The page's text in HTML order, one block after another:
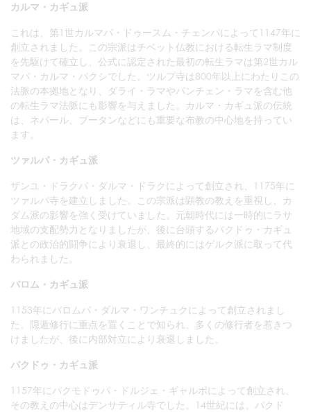
カルマ・カギュ派
これは、第1世カルマパ・ドゥースム・チェンパによって1147年に
創立されました。この宗派はチベット仏教における転生ラマ制度
を先駆けて確立し、公式に認定された最初の転生ラマは第2世カル
マパ・カルマ・パクシでした。ツルプ寺は800年以上にわたりこの
法脈の本拠地となり、ダライ・ラマやパンチェン・ラマを含む他
の転生ラマ法脈にも影響を与えました。カルマ・カギュ派の伝統
は、ネパール、ブータンなどにも重要な布教の中心地を持ってい
ます。
ツァルパ・カギュ派
ザンユ・ドラクパ・ダルマ・ドラクによって創立され、1175年に
ツァルパ寺を建立しました。この宗派は顕教の教えを重視し、カ
ダム派の影響を強く受けていました。元朝時代には一時的にラサ
地域の支配勢力となりましたが、後に台頭するパクドゥ・カギュ
派との政治的闘争により衰退し、最終的にはゲルク派に取って代
わられました。
バロム・カギュ派
1153年にバロムパ・ダルマ・ワンチュクによって創立されまし
た。隠遁修行に重点を置くことで知られ、多くの修行者を惹きつ
けましたが、後に内部対立により衰退しました。
パクドゥ・カギュ派
1157年にパクモドゥパ・ドルジェ・ギャルポによって創立され、
その教えの中心はデンサティル寺でした。14世紀には、パクド